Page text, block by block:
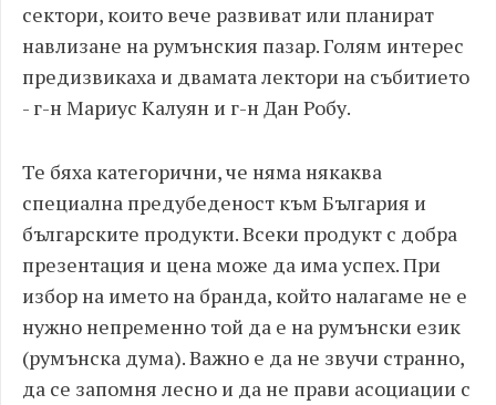
сектори, които вече развиват или планират
навлизане на румънския пазар. Голям интерес
предизвикаха и двамата лектори на събитието
- г-н Мариус Калуян и г-н Дан Робу.
Те бяха категорични, че няма някаква
специална предубеденост към България и
българските продукти. Всеки продукт с добра
презентация и цена може да има успех. При
избор на името на бранда, който налагаме не е
нужно непременно той да е на румънски език
(румънска дума). Важно е да не звучи странно,
да се запомня лесно и да не прави асоциации с